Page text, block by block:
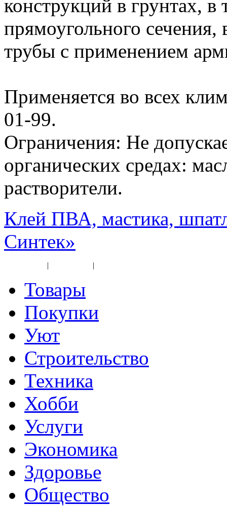
конструкций в грунтах, в
прямоугольного
трубы с применением
Применяется во всех
01-99.
Ограничения: Не
органических средах:
растворители.
Клей ПВА, мастика,
Синтек»
| |
Товары
Покупки
Уют
Строительство
Техника
Хобби
Услуги
Экономика
Здоровье
Общество